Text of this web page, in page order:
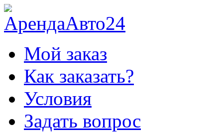
Мой заказ
Как заказать?
Условия
Задать вопрос